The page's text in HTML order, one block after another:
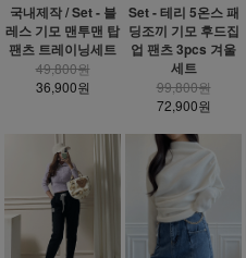
국내제작 / Set - 블
레스 기모 맨투맨 탑
팬츠 트레이닝세트
49,800원
36,900원
Set - 테리 5온스 패
딩조끼 기모 후드집
업 팬츠 3pcs 겨울
세트
99,800원
72,900원